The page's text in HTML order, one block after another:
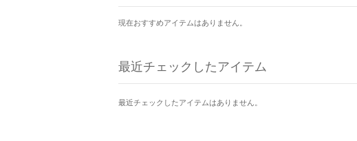
現在おすすめアイテムはありません。
最近チェックしたアイテム
最近チェックしたアイテムはありません。